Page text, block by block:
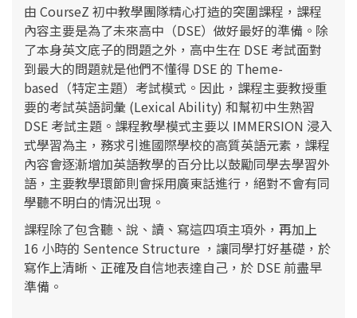
由 CourseZ 初中教學團隊精心打造的突圍課程，課程
內容主要是為了未來高中（DSE）做好最好的準備。除
了本身英⽂底子的問題之外，高中⽣在 DSE 考試面對
到最⼤的問題就是他們不懂得 DSE 的 Theme-
based（特定主題）考試模式。因此，課程主要教授重
要的考試英語詞彙 (Lexical Ability) 和幫初中⽣熟習
DSE 考試主題。課程教學模式主要以 IMMERSION 浸入
式學習為主，務求引進國際學校的高質英語元素，課程
內容會逐漸增加英語教學的百分比以鼓勵同學去學習外
語，主要教學環節則會採⽤廣東話進⾏，絕對不會有同
學聽不明白的情況出現。
課程除了包含聽、說、讀、寫這四項主項外，再加上
16 小時的 Sentence Structure ，讓同學打好基礎，於
寫作上清晰、正確及自信地表達自己，於 DSE 前盡早
準備。